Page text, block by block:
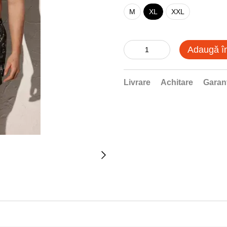
M XL XXL
Adaugă
Livrare Achitare